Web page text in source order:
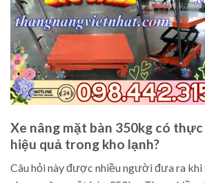
Xe nâng mặt bàn 350kg có
hiệu quả trong kho lạnh?
Câu hỏi này được nhiều người đưa ra